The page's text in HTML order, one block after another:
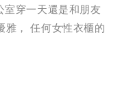
穿一天還是和朋友
， 任何女性衣櫃的